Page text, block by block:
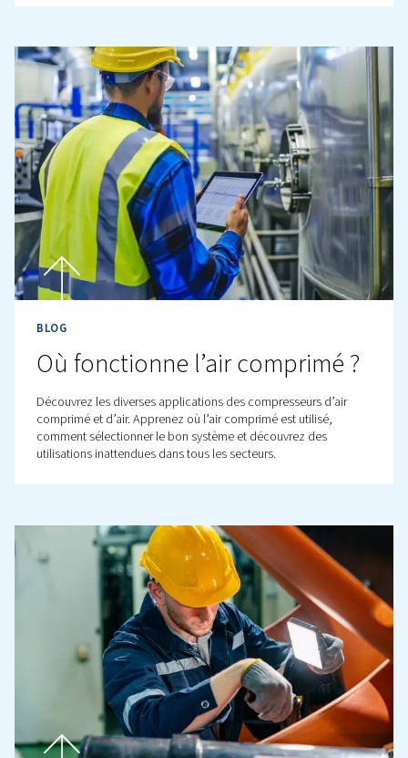
BLOG
PSI vs PSIA vs PSIG :
et conversion entre elles
Découvrez les principales différences entre PSI, PSIA et
Comprendre ces unités de pression spécifiques, les
et les facteurs affectant les mesures de pression, dans
d’expert clair.